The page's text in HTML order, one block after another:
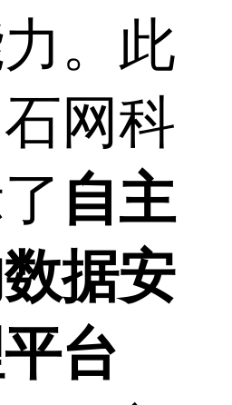
。此
网科
自主
据安
台